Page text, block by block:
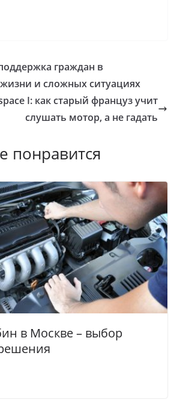
граждан в
и сложных ситуациях
I: как старый француз учит
слушать мотор, а не гадать
понравится
в Москве – выбор